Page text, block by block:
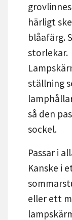
härligt
blåafärg.
storlekar.
ställning
så den
sockel.
Passar i
Kanske i
eller ett